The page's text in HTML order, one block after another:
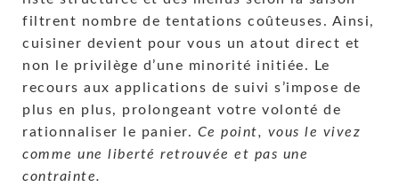
filtrent nombre de tentations coûteuses. Ainsi,
cuisiner devient pour vous un atout direct et
non le privilège d’une minorité initiée. Le
recours aux applications de suivi s’impose de
plus en plus, prolongeant votre volonté de
rationnaliser le panier. Ce point, vous le vivez
comme une liberté retrouvée et pas une
contrainte.